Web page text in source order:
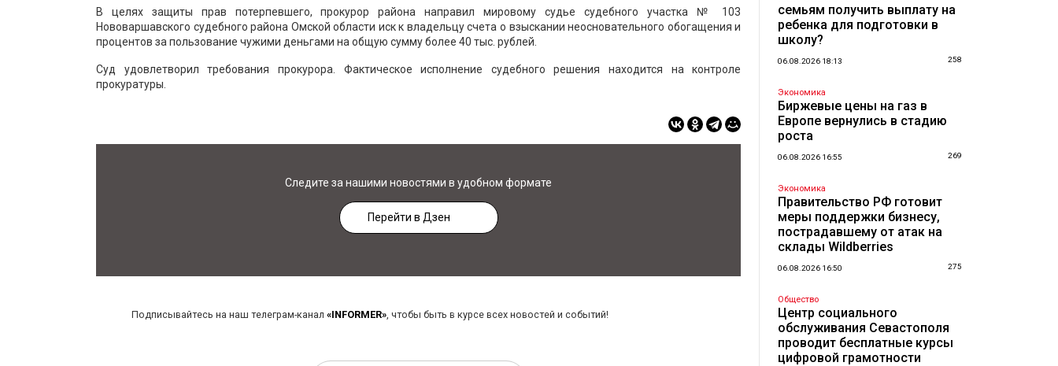
В целях защиты прав потерпевшего, прокурор района направил мировому судье судебного участка № 103
Нововаршавского судебного района Омской области иск к владельцу счета о взыскании неосновательного обогащения и
процентов за пользование чужими деньгами на общую сумму более 40 тыс. рублей.
Суд удовлетворил требования прокурора. Фактическое исполнение судебного решения находится на контроле
прокуратуры.
Следите за нашими новостями в удобном формате
Перейти в Дзен
Подписывайтесь на наш телеграм-канал «INFORMER», чтобы быть в курсе всех новостей и событий!
семьям получить выплату на
ребенка для подготовки в
школу?
06.08.2026 18:13 258
Экономика
Биржевые цены на газ в
Европе вернулись в стадию
роста
06.08.2026 16:55 269
Экономика
Правительство РФ готовит
меры поддержки бизнесу,
пострадавшему от атак на
склады Wildberries
06.08.2026 16:50 275
Общество
Центр социального
обслуживания Севастополя
проводит бесплатные курсы
цифровой грамотности